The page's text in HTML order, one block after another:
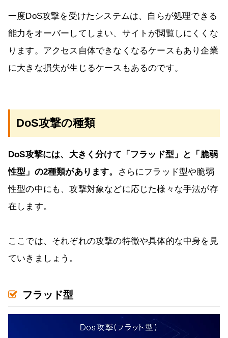
一度DoS攻撃を受けたシステムは、自らが処理できる
能力をオーバーしてしまい、サイトが閲覧しにくくな
ります。アクセス自体できなくなるケースもあり企業
に大きな損失が生じるケースもあるのです。
DoS攻撃の種類
DoS攻撃には、大きく分けて「フラッド型」と「脆弱
性型」の2種類があります。
さらにフラッド型や脆弱
性型の中にも、攻撃対象などに応じた様々な手法が存
在します。
ここでは、それぞれの攻撃の特徴や具体的な中身を見
ていきましょう。
フラッド型